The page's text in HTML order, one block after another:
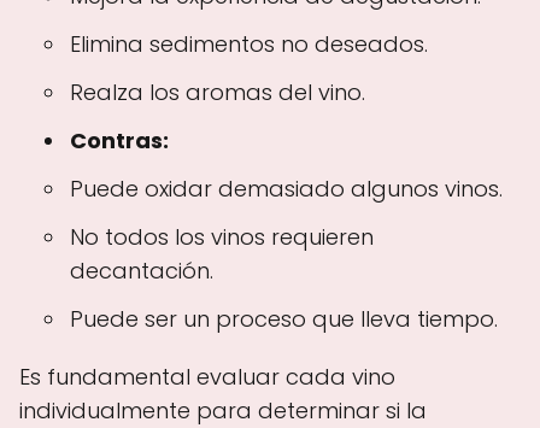
Elimina sedimentos no deseados.
Realza los aromas del vino.
Contras:
Puede oxidar demasiado algunos vinos.
No todos los vinos requieren
decantación.
Puede ser un proceso que lleva tiempo.
Es fundamental evaluar cada vino
individualmente para determinar si la